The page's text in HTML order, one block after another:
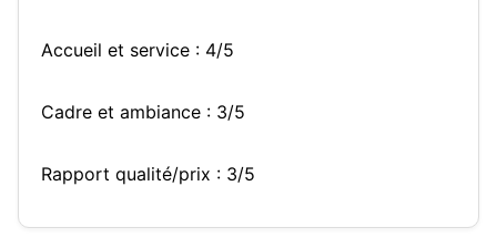
Accueil et service : 4/5
Cadre et ambiance : 3/5
Rapport qualité/prix : 3/5